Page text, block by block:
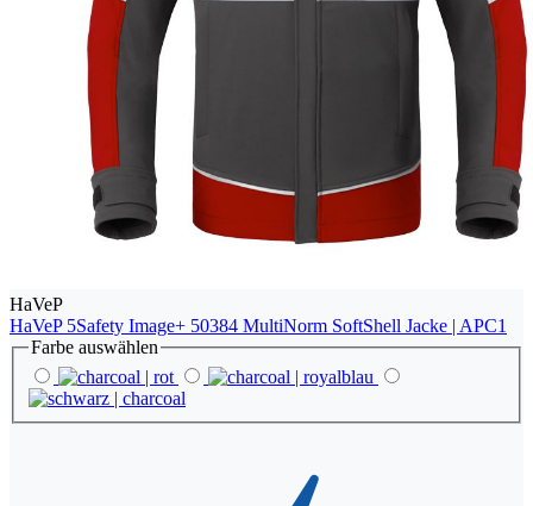
HaVeP
HaVeP 5Safety Image+ 50384 MultiNorm SoftShell Jacke | APC1
Farbe auswählen